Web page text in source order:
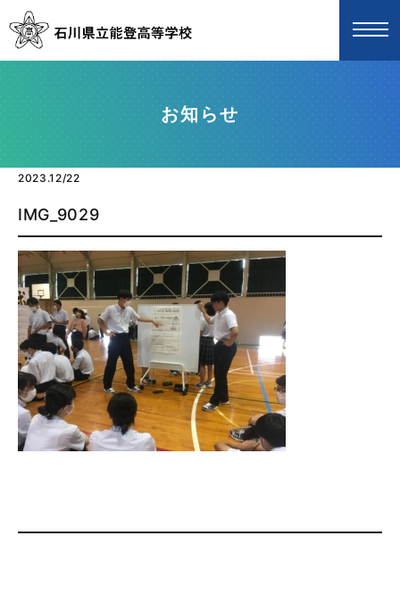
お知らせ
2023.12/22
IMG_9029